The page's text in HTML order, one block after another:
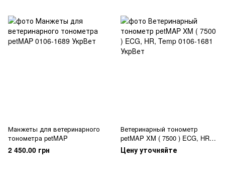
Манжеты для ветеринарного
тонометра petMAP
2 450.00 грн
Ветеринарный тонометр
petMAP XM ( 7500 ) ECG, HR,
Temp
Цену уточняйте